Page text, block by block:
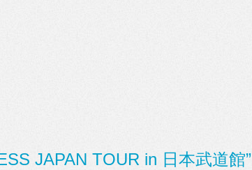
JAPAN TOUR in 日本武道館”